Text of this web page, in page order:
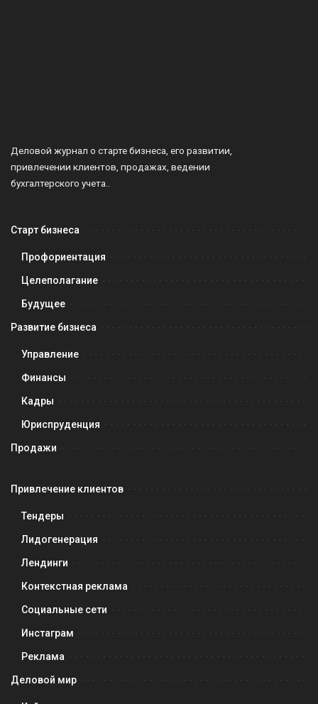
Деловой журнал о старте бизнеса, его развитии,
привлечении клиентов, продажах, ведении
бухгалтерского учета..
Старт бизнеса
Профориентация
Целеполагание
Будущее
Развитие бизнеса
Управление
Финансы
Кадры
Юриспруденция
Продажи
Привлечение клиентов
Тендеры
Лидогенерация
Лендинги
Контекстная реклама
Социальные сети
Инстаграм
Реклама
Деловой мир